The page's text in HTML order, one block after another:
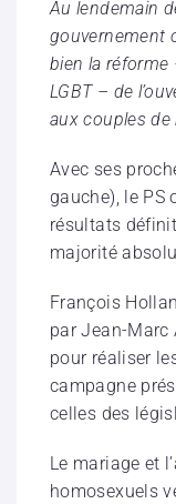
Au lendemain
gouvernement
bien la réforme
LGBT – de
aux couples de
Avec ses
gauche), le PS
résultats
majorité
François
par Jean-
pour réaliser
campagne
celles des
Le mariage et
homosexuels